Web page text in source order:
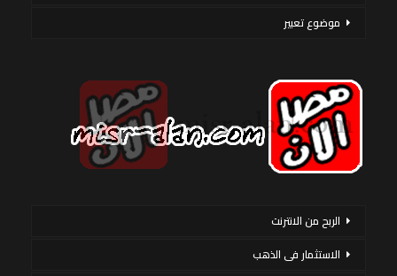
موضوع تعبير
الربح من الانترنت
الاستثمار فى الذهب